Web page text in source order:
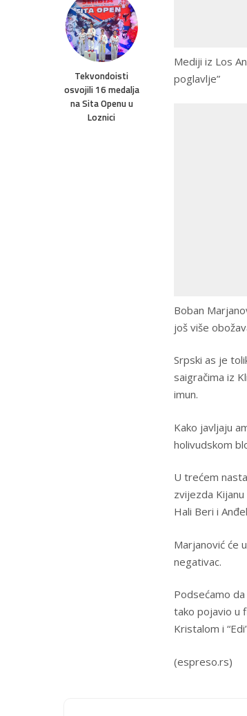
Tekvondoisti
osvojili 16 medalja
na Sita Openu u
Loznici
Mediji iz Los
poglavlje”
Boban
još više
Srpski as je
saigračima iz
imun.
Kako javljaju
holivudskom
U trećem
zvijezda
Hali Beri i
Marjanović će
negativac.
Podsećamo
tako pojavio u
Kristalom i
(espreso.rs)